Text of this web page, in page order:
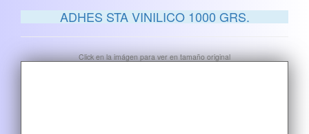
ADHES STA VINILICO 1000 GRS.
Click en la imágen para ver en tamaño original